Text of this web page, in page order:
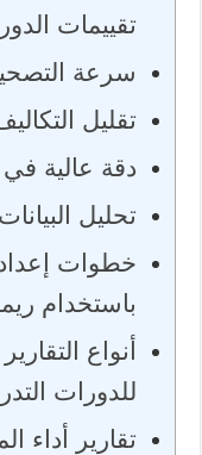
تقييمات
سرعة
تقليل
دقة عالية
تحليل
خطوات إعداد
باستخدام
أنواع
للدورات
تقارير أداء